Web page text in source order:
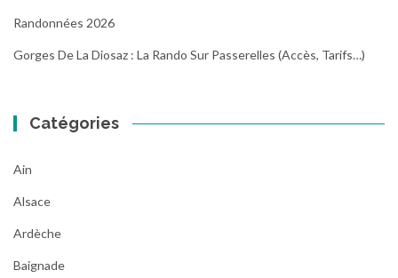
Randonnées 2026
Gorges De La Diosaz : La Rando Sur Passerelles (Accès, Tarifs…)
Catégories
Ain
Alsace
Ardèche
Baignade